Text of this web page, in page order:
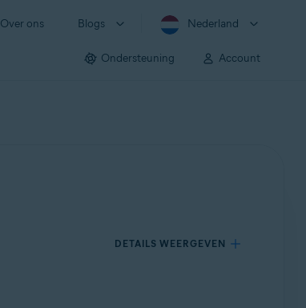
Over ons Blogs Nederland
Ondersteuning Account
DETAILS WEERGEVEN